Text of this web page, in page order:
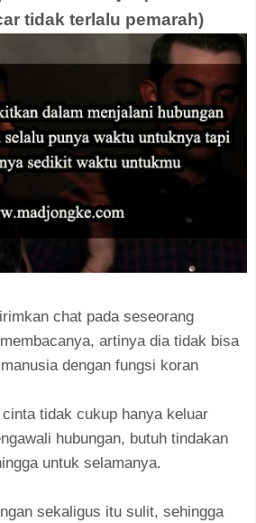
tidak terlalu pemarah)
chat pada seseorang
artinya dia tidak bisa
dengan fungsi koran
tidak cukup hanya keluar
hubungan, butuh tindakan
untuk selamanya.
sekaligus itu sulit, sehingga